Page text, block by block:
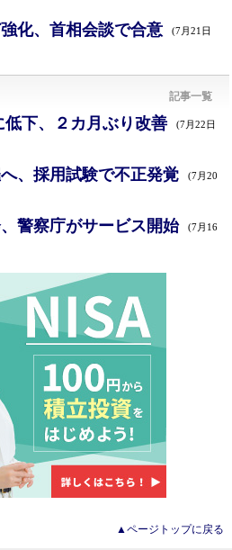
化、首相会談で合意 (7月21日
記事一覧
低下、２カ月ぶり改善 (7月22日
、採用試験で不正発覚
(7月20
警察庁がサービス開始
(7月16
▲ページトップに戻る